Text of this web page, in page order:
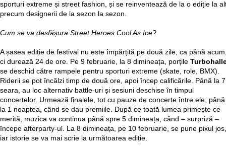
sporturi extreme și street fashion, și se reinventează de la o ediție la
precum designerii de la sezon la sezon.
Cum se va desfășura Street Heroes Cool As Ice?
A șasea ediție de festival nu este împărțită pe două zile, ca până
ci durează 24 de ore. Pe 9 februarie, la 8 dimineața, porțile
se deschid către rampele pentru sporturi extreme (skate, role, BMX).
Riderii se pot încălzi timp de două ore, apoi încep calificările. Până la 7
seara, au loc alternativ battle-uri și sesiuni deschise în timpul
concertelor. Urmează finalele, tot cu pauze de concerte între ele, până
la 1 noaptea, când se dau premiile. După ce toată lumea primește ce
merită, muzica va continua până spre 5 dimineața, când – surpriză –
începe afterparty-ul. La 8 dimineața, pe 10 februarie, se pune pixul jos,
iar istorie se va mai scrie la următoarea ediție.